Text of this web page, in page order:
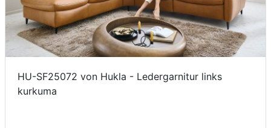
HU-SF25072 von Hukla - Ledergarnitur links
kurkuma